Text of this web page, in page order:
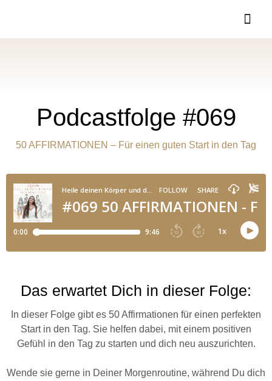
Podcastfolge #069
50 AFFIRMATIONEN – Für einen guten Start in den Tag
Das erwartet Dich in dieser Folge:
In dieser Folge gibt es 50 Affirmationen für einen perfekten
Start in den Tag. Sie helfen dabei, mit einem positiven
Gefühl in den Tag zu starten und dich neu auszurichten.
Wende sie gerne in Deiner Morgenroutine, während Du dich